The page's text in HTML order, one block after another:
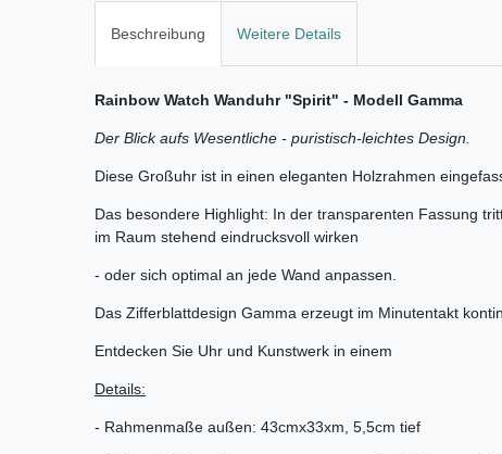
Beschreibung Weitere Details
Rainbow Watch Wanduhr "Spirit" - Modell Gamma
Der Blick aufs Wesentliche - puristisch-leichtes Design.
Diese Großuhr ist in einen eleganten Holzrahmen
Das besondere Highlight: In der transparenten Fassung
im Raum stehend eindrucksvoll wirken
- oder sich optimal an jede Wand anpassen.
Das Zifferblattdesign Gamma erzeugt im Minutentakt
Entdecken Sie Uhr und Kunstwerk in einem
Details:
- Rahmenmaße außen: 43cmx33xm, 5,5cm tief